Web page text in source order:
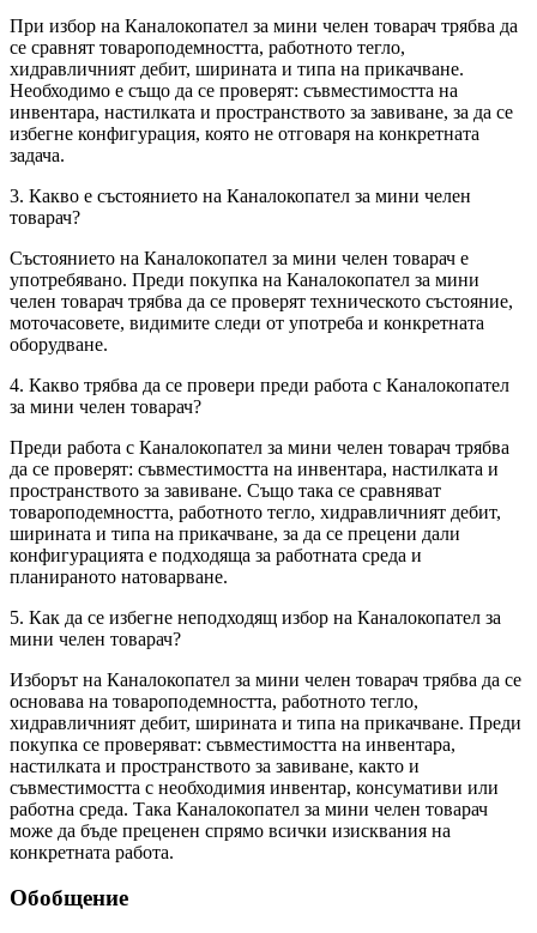
При избор на Каналокопател за мини челен товарач трябва да
се сравнят товароподемността, работното тегло,
хидравличният дебит, ширината и типа на прикачване.
Необходимо е също да се проверят: съвместимостта на
инвентара, настилката и пространството за завиване, за да се
избегне конфигурация, която не отговаря на конкретната
задача.
3. Какво е състоянието на Каналокопател за мини челен
товарач?
Състоянието на Каналокопател за мини челен товарач е
употребявано. Преди покупка на Каналокопател за мини
челен товарач трябва да се проверят техническото състояние,
моточасовете, видимите следи от употреба и конкретната
оборудване.
4. Какво трябва да се провери преди работа с Каналокопател
за мини челен товарач?
Преди работа с Каналокопател за мини челен товарач трябва
да се проверят: съвместимостта на инвентара, настилката и
пространството за завиване. Също така се сравняват
товароподемността, работното тегло, хидравличният дебит,
ширината и типа на прикачване, за да се прецени дали
конфигурацията е подходяща за работната среда и
планираното натоварване.
5. Как да се избегне неподходящ избор на Каналокопател за
мини челен товарач?
Изборът на Каналокопател за мини челен товарач трябва да се
основава на товароподемността, работното тегло,
хидравличният дебит, ширината и типа на прикачване. Преди
покупка се проверяват: съвместимостта на инвентара,
настилката и пространството за завиване, както и
съвместимостта с необходимия инвентар, консумативи или
работна среда. Така Каналокопател за мини челен товарач
може да бъде преценен спрямо всички изисквания на
конкретната работа.
Обобщение